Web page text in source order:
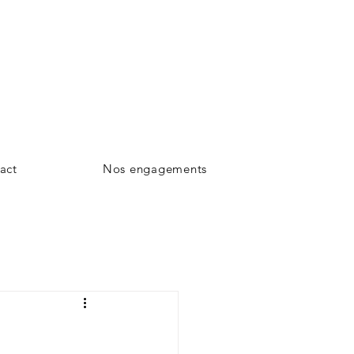
Nos engagements